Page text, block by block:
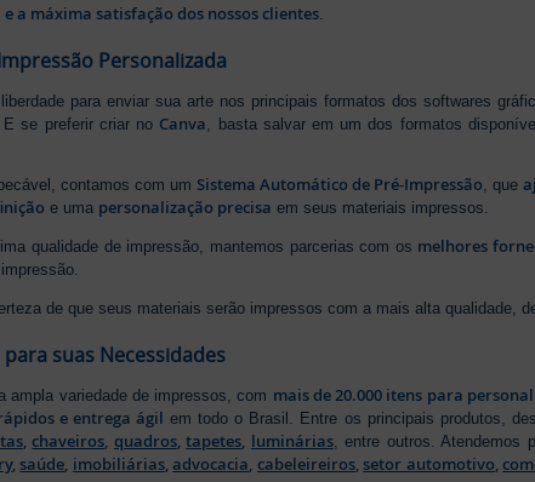
a máxima satisfação dos nossos clientes
Personalizada
para enviar sua arte nos principais formatos dos softwares
. E se preferir criar no Canva , basta salvar em um dos formatos
contamos com um Sistema Automático de Pré-Impressão, que
e uma personalização precisa em seus materiais impressos.
qualidade de impressão, mantemos parcerias com os melhores
de que seus materiais serão impressos com a mais alta qualidade,
suas Necessidades
ampla variedade de impressos, com mais de 20.000 itens para
e entrega ágil em todo o Brasil. Entre os principais produtos,
,chaveiros, quadros,tapetes, luminárias, entre outros. Atendemos
, saúde, imobiliárias,advocacia, cabeleireiros, setor automotivo,